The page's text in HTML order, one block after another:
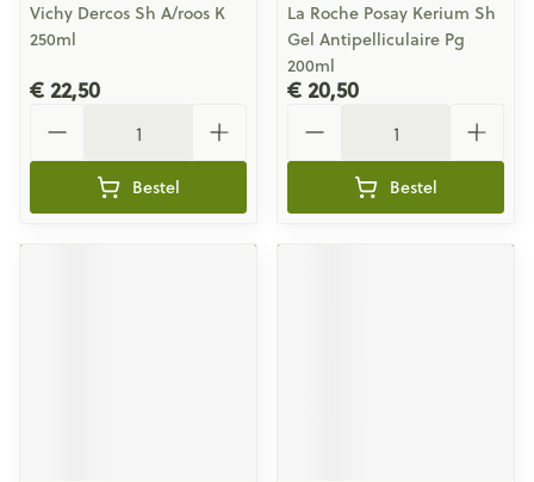
Vichy Dercos Sh A/roos K
250ml
€ 22,50
Bestel
La Roche Posay Kerium Sh
Gel Antipelliculaire Pg
200ml
€ 20,50
Bestel